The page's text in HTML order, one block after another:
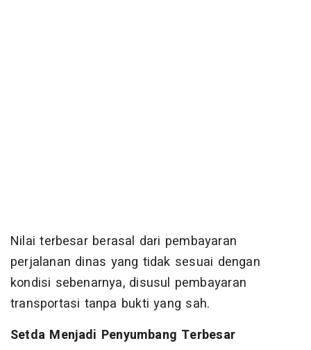
Nilai terbesar berasal dari pembayaran
perjalanan dinas yang tidak sesuai dengan
kondisi sebenarnya, disusul pembayaran
transportasi tanpa bukti yang sah.
Setda Menjadi Penyumbang Terbesar